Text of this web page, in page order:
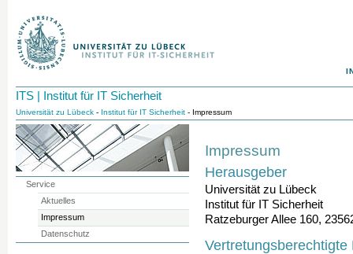
ITS | Institut für IT Sicherheit
Universität zu Lübeck - Institut für IT Sicherheit - Impressum
Impressum
Herausgeber
Universität zu Lübeck
Institut für IT Sicherheit
Ratzeburger Allee 160,
Vertretungsberechtigte
Service
Aktuelles
Impressum
Datenschutz